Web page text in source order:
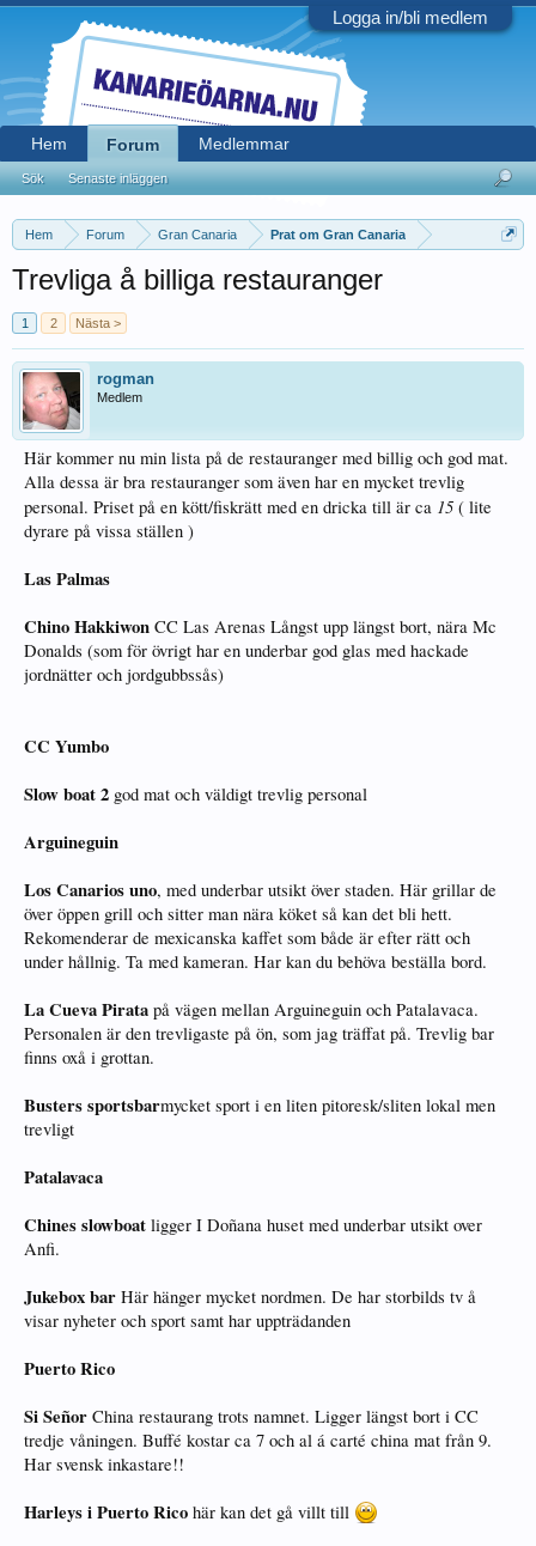
Logga in/bli medlem
Hem Forum Gran Canaria Prat om Gran Canaria
Trevliga å billiga restauranger
1 2 Nästa >
rogman
Medlem
Här kommer nu min lista på de restauranger med billig och god mat.
Alla dessa är bra restauranger som även har en mycket trevlig
personal. Priset på en kött/fiskrätt med en dricka till är ca 15 ( lite
dyrare på vissa ställen )
Las Palmas
Chino Hakkiwon CC Las Arenas Långst upp längst bort, nära Mc
Donalds (som för övrigt har en underbar god glas med hackade
jordnätter och jordgubbssås)
CC Yumbo
Slow boat 2 god mat och väldigt trevlig personal
Arguineguin
Los Canarios uno, med underbar utsikt över staden. Här grillar de
över öppen grill och sitter man nära köket så kan det bli hett.
Rekomenderar de mexicanska kaffet som både är efter rätt och
under hållnig. Ta med kameran. Har kan du behöva beställa bord.
La Cueva Pirata på vägen mellan Arguineguin och Patalavaca.
Personalen är den trevligaste på ön, som jag träffat på. Trevlig bar
finns oxå i grottan.
Busters sportsbarmycket sport i en liten pitoresk/sliten lokal men
trevligt
Patalavaca
Chines slowboat ligger I Doñana huset med underbar utsikt over
Anfi.
Jukebox bar Här hänger mycket nordmen. De har storbilds tv å
visar nyheter och sport samt har uppträdanden
Puerto Rico
Si Señor China restaurang trots namnet. Ligger längst bort i CC
tredje våningen. Buffé kostar ca 7 och al á carté china mat från 9.
Har svensk inkastare!!
Harleys i Puerto Rico här kan det gå villt till
Hem Forum
Sök Senaste inläggen
Medlemmar